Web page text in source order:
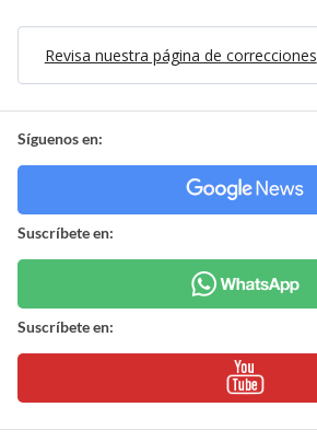
Revisa nuestra página de correcciones
Síguenos en:
Suscríbete en:
Suscríbete en: